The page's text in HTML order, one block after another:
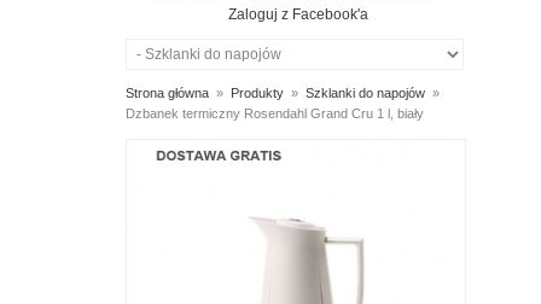
Zaloguj z Facebook'a
Strona główna » Produkty » Szklanki do napojów »
Dzbanek termiczny Rosendahl Grand Cru 1 l, biały